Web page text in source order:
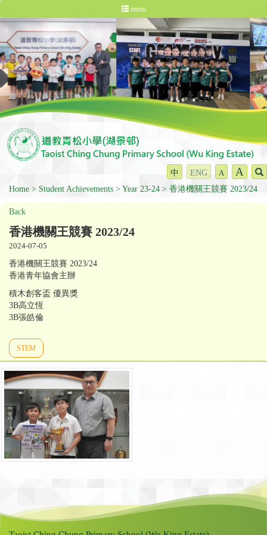
menu
中 ENG A A
Home Student Achievements Year 23-24 香港機關王競賽 2023/24
Back
香港機關王競賽 2023/24
2024-07-05
香港機關王競賽 2023/24
香港青年協會主辦
積木創客盃 優異獎
3B高立恆
3B張皓倫
STEM